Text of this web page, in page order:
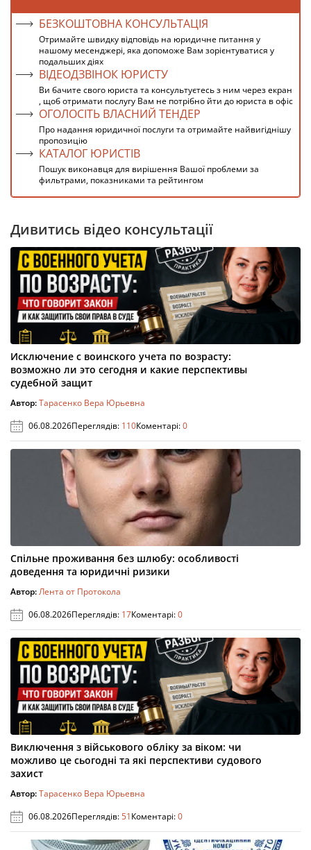
БЕЗКОШТОВНА КОНСУЛЬТАЦІЯ
Отримайте швидку відповідь на юридичне питання у
нашому месенджері, яка допоможе Вам зорієнтуватися у
подальших діях
ВІДЕОДЗВІНОК ЮРИСТУ
Ви бачите свого юриста та консультуєтесь з ним через екран
, щоб отримати послугу Вам не потрібно йти до юриста в офіс
ОГОЛОСІТЬ ВЛАСНИЙ ТЕНДЕР
Про надання юридичної послуги та отримайте найвигіднішу
пропозицію
КАТАЛОГ ЮРИСТІВ
Пошук виконавця для вирішення Вашої проблеми за
фильтрами, показниками та рейтингом
Дивитись відео консультації
Исключение с воинского учета по возрасту:
возможно ли это сегодня и какие перспективы
судебной защит
Автор:Тарасенко Вера Юрьевна
06.08.2026Переглядів: 110Коментарі:0
Спільне проживання без шлюбу: особливості
доведення та юридичні ризики
Автор:Лента от Протокола
06.08.2026Переглядів: 17Коментарі:0
Виключення з військового обліку за віком: чи
можливо це сьогодні та які перспективи судового
захист
Автор:Тарасенко Вера Юрьевна
06.08.2026Переглядів:51Коментарі:0